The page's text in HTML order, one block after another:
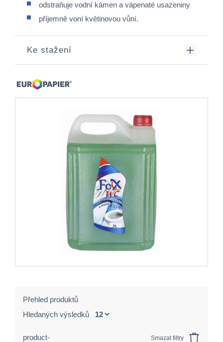
odstraňuje vodní kámen a vápenaté usazeniny
příjemně voní květinovou vůní.
Ke stažení
Přehled produktů
Hledaných výsledků
product-
Smazat filtry